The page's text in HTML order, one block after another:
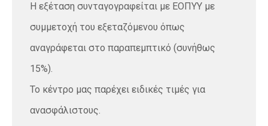
Η εξέταση συνταγογραφείται με ΕΟΠΥΥ με
συμμετοχή του εξεταζόμενου όπως
αναγράφεται στο παραπεμπτικό (συνήθως
15%).
Το κέντρο μας παρέχει ειδικές τιμές για
ανασφάλιστους.